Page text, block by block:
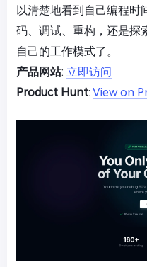
以清楚地看到自己编程
码、调试、重构，还是探
自己的工作模式了。
产品网站: 立即访问
Product Hunt: View on